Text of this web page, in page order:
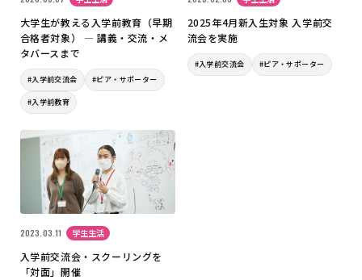
大学生が教える入学前教育（早期
合格者対象） ― 講義・交流・メ
タバースまで
#入学前交流会 #ピア・サポーター
#入学前教育
2025年4月新入生対象 入学前交
流会を実施
#入学前交流会 #ピア・サポーター
2023.03.11 学生生活
入学前交流会・スクーリングを
「対面」開催